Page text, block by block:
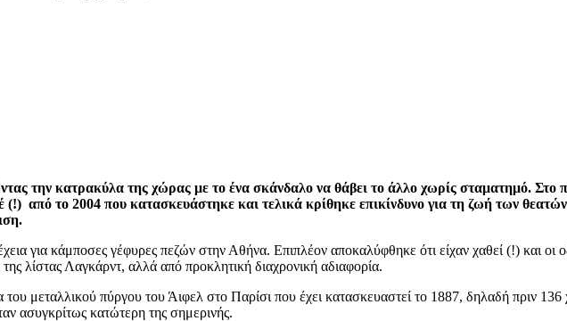
την κατρακύλα της χώρας με το ένα σκάνδαλο να θάβει το άλλο χωρίς σταματημό.
από το 2004 που κατασκευάστηκε και τελικά κρίθηκε επικίνδυνο για τη ζωή των
για κάμποσες γέφυρες πεζών στην Αθήνα. Επιπλέον αποκαλύφθηκε ότι είχαν χαθεί (!) και οι
λίστας Λαγκάρντ, αλλά από προκλητική διαχρονική αδιαφορία.
μεταλλικού πύργου του Άιφελ στο Παρίσι που έχει κατασκευαστεί το 1887, δηλαδή πριν 136
ασυγκρίτως κατώτερη της σημερινής.